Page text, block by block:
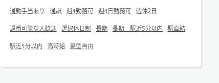
通勤手当あり 通訳 週4勤務可 週4日勤務可 週休2日
遅番可能な人歓迎 選択休日制 長期 長期，駅近5分以内 駅直結
駅近5分以内 高時給 髪型自由